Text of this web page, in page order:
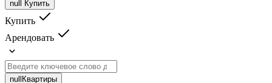
null Купить
Купить
Арендовать
null Квартиры